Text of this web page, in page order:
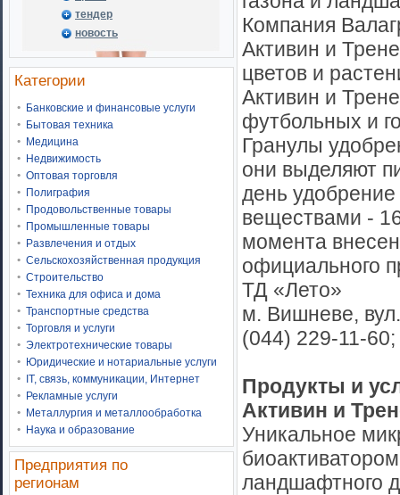
тендер
новость
Категории
Банковские и финансовые услуги
Бытовая техника
Медицина
Недвижимость
Оптовая торговля
Полиграфия
Продовольственные товары
Промышленные товары
Развлечения и отдых
Сельскохозяйственная продукция
Строительство
Техника для офиса и дома
Транспортные средства
Торговля и услуги
Электротехнические товары
Юридические и нотариальные услуги
IT, связь, коммуникации, Интернет
Рекламные услуги
Металлургия и металлообработка
Наука и образование
Предприятия по
регионам
Компания
Активин и
цветов и
Активин и
футбольных и
Гранулы
они выделяют
день
веществами -
момента
официального
ТД «Лето»
м. Вишневе,
(044) 229-11-
Продукты и
Активин и
Уникальное
ландшафтного